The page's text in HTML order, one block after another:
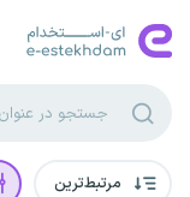
مرتبط‌ترین